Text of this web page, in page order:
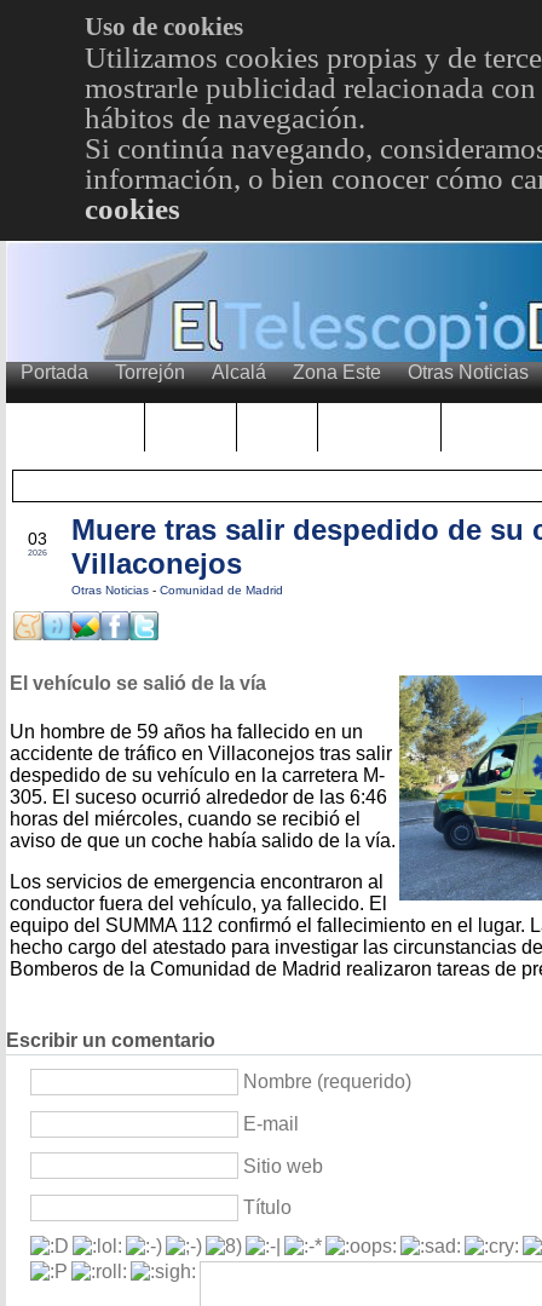
Uso de cookies
Utilizamos cookies propias y de
mostrarle publicidad relacionada
hábitos de navegación.
Si continúa navegando,
información, o bien conocer cómo
cookies
Portada Torrejón Alcalá Zona Este Otras Noticias
03
2026
Muere tras salir despedido de su
Villaconejos
Otras Noticias - Comunidad de Madrid
El vehículo se salió de la vía
Un hombre de 59 años ha fallecido en un
accidente de tráfico en Villaconejos tras salir
despedido de su vehículo en la carretera M-
305. El suceso ocurrió alrededor de las 6:46
horas del miércoles, cuando se recibió el
aviso de que un coche había salido de la vía.
Los servicios de emergencia encontraron al
conductor fuera del vehículo, ya fallecido. El
equipo del SUMMA 112 confirmó el fallecimiento en el lugar.
hecho cargo del atestado para investigar las circunstancias
Bomberos de la Comunidad de Madrid realizaron tareas de
Escribir un comentario
Nombre (requerido)
E-mail
Sitio web
Título